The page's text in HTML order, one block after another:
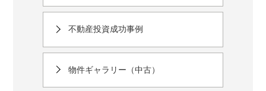
不動産投資成功事例
物件ギャラリー（中古）